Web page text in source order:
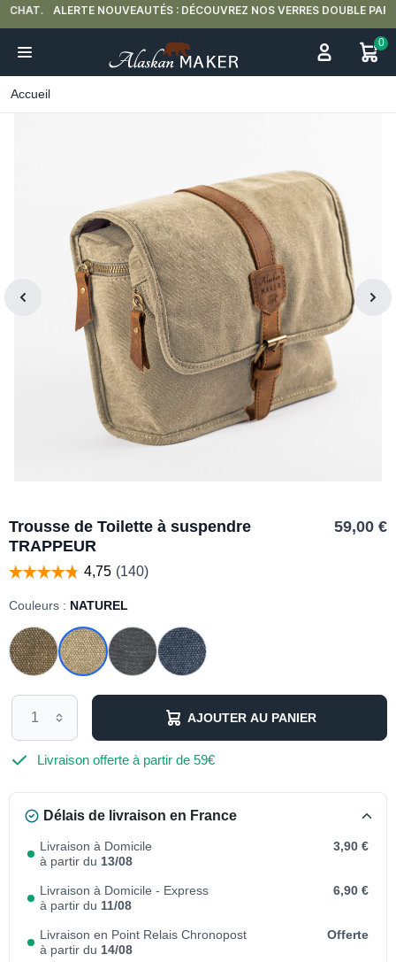
ALERTE NOUVEAUTÉS : DÉCOUVREZ NOS VERRES DOUBLE PAROI 🍵
0
Accueil
Trousse de Toilette à suspendre
TRAPPEUR
59,00 €
Couleurs : NATUREL
AJOUTER AU PANIER
Livraison offerte à partir de 59€
Délais de livraison en France
Livraison à Domicile
à partir du 13/08
3,90 €
Livraison à Domicile - Express
à partir du 11/08
6,90 €
Livraison en Point Relais Chronopost
à partir du 14/08
Offerte